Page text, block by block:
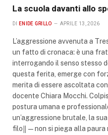
La scuola davanti allo
DI ENIDE GRILLO APRILE 13, 2026
L’aggressione avvenuta a
un fatto di cronaca: è una
interrogando il senso stesso
questa ferita, emerge con
merita di essere ascoltata
docente Chiara Mocchi.
postura umana e
un’aggressione brutale, la
filo‖ — non si piega alla